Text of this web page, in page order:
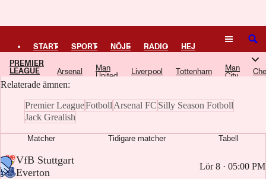
START SPORT NÖJE RADIO HEJ
PLUS TIPSA TV KULTUR LEDARE
SÖK
PREMIER
LEAGUE
Arsenal
Man
United
Liverpool Tottenham
Man
City
Everton FC
Här samlar vi artiklar, video och poddavsnitt om Everton FC.
Relaterade ämnen:
Premier LeagueFotboll Arsenal FC Silly Season Fotboll
Jack Grealish
Matcher Tidigare matcher Tabell
-
VfB Stuttgart
-
Everton
Lör 8 · 05:00 PM